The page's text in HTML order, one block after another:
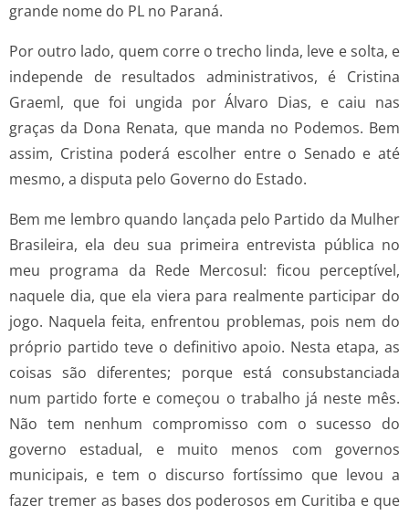
grande nome do PL no Paraná.
Por outro lado, quem corre o trecho linda, leve e solta, e
independe de resultados administrativos, é Cristina
Graeml, que foi ungida por Álvaro Dias, e caiu nas
graças da Dona Renata, que manda no Podemos. Bem
assim, Cristina poderá escolher entre o Senado e até
mesmo, a disputa pelo Governo do Estado.
Bem me lembro quando lançada pelo Partido da Mulher
Brasileira, ela deu sua primeira entrevista pública no
meu programa da Rede Mercosul: ficou perceptível,
naquele dia, que ela viera para realmente participar do
jogo. Naquela feita, enfrentou problemas, pois nem do
próprio partido teve o definitivo apoio. Nesta etapa, as
coisas são diferentes; porque está consubstanciada
num partido forte e começou o trabalho já neste mês.
Não tem nenhum compromisso com o sucesso do
governo estadual, e muito menos com governos
municipais, e tem o discurso fortíssimo que levou a
fazer tremer as bases dos poderosos em Curitiba e que